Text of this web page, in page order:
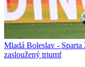
Mladá Boleslav -
zasloužený triumf